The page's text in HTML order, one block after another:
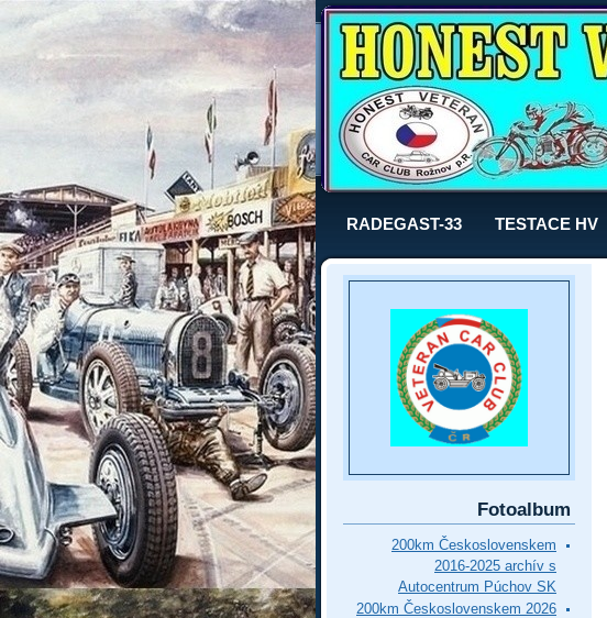
RADEGAST-33 TESTACE HV
Fotoalbum
200km Československem
2016-2025 archív s
Autocentrum Púchov SK
200km Československem 2026